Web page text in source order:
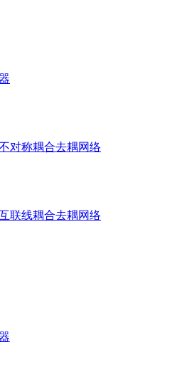
对称耦合去耦网络
联线耦合去耦网络